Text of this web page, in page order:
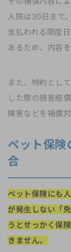
入院は30日まで
支払われる限度
あるため、内容
また、特約とし
した際の損害賠
障害などを補償
ペット保険
合
ペット保険にも
が発生しない「
うとせっかく保
きません。